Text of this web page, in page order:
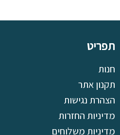
תפריט
חנות
תקנון אתר
הצהרת נגישות
מדיניות החזרות
מדיניות משלוחים